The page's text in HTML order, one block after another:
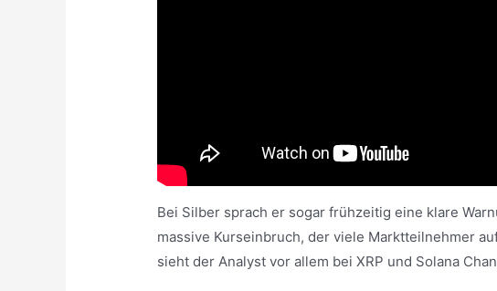
Bei Silber sprach er sogar frühzeitig eine klare
massive Kurseinbruch, der viele Marktteilnehmer
sieht der Analyst vor allem bei XRP und Solana